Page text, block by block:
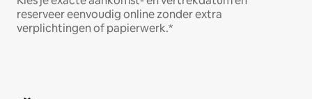
reserveer eenvoudig online zonder extra
verplichtingen of papierwerk.*